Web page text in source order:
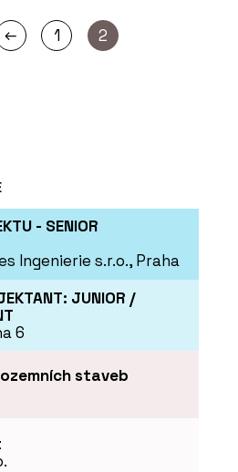
← 1 2
- SENIOR
Ingenierie s.r.o., Praha
JUNIOR /
6
staveb